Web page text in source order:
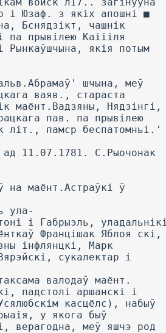
і Юзаф. з якіх апошні ■
Бснядзікт, чашнік
па прывілею Каіііля
якія потым
шчына, меў
ваяв., стараста
маёнт.Вадзяны, Нядзінгі,
пав. па прывілею
літ., памср беспатомньі.'
ад 11.07.1781. С.Рыочонак
на маёнт.Астраўкі ў
ула-
і Габрыэль, уладальнікі
Францішак Яблоя скі,
інфлянцкі, Марк
сукалектар і
валодаў маёнт.
падстолі аршанскі і
касцёлс), набыў
у якога быў
верагодна, меў яшчэ род